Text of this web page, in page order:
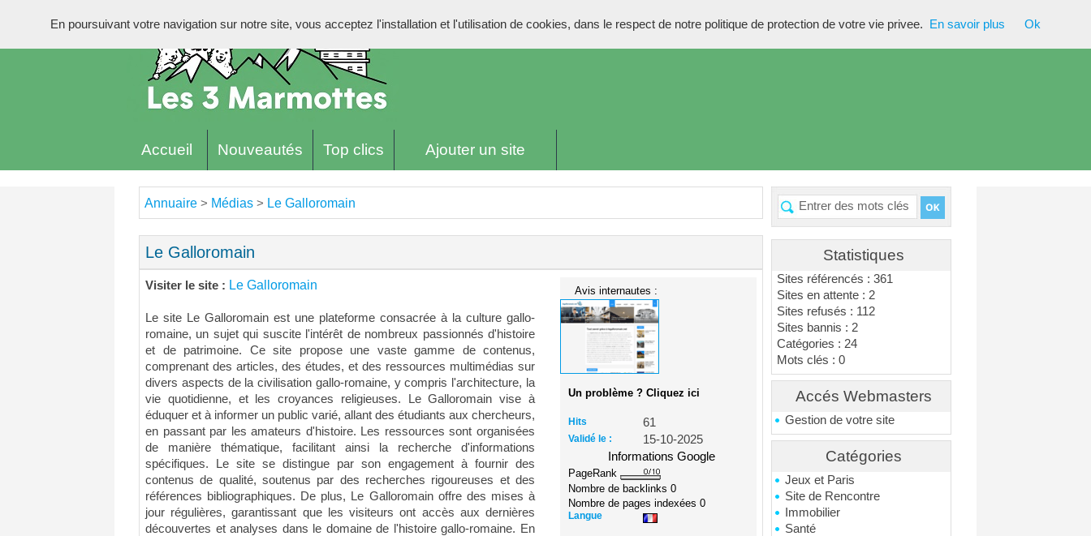
Accueil Nouveautés Top clics Ajouter un site
Statistiques
Sites référencés : 361
Sites en attente : 2
Sites refusés : 112
Sites bannis : 2
Catégories : 24
Mots clés : 0
Accés Webmasters
Gestion de votre site
Catégories
Jeux et Paris
Site de Rencontre
Immobilier
Santé
Annuaire > Médias > Le Galloromain
Le Galloromain
Visiter le site : Le Galloromain
Le site Le Galloromain est une plateforme consacrée à la culture gallo-
romaine, un sujet qui suscite l'intérêt de nombreux passionnés d'histoire
et de patrimoine. Ce site propose une vaste gamme de contenus,
comprenant des articles, des études, et des ressources multimédias sur
divers aspects de la civilisation gallo-romaine, y compris l'architecture, la
vie quotidienne, et les croyances religieuses. Le Galloromain vise à
éduquer et à informer un public varié, allant des étudiants aux chercheurs,
en passant par les amateurs d'histoire. Les ressources sont organisées
de manière thématique, facilitant ainsi la recherche d'informations
spécifiques. Le site se distingue par son engagement à fournir des
contenus de qualité, soutenus par des recherches rigoureuses et des
références bibliographiques. De plus, Le Galloromain offre des mises à
jour régulières, garantissant que les visiteurs ont accès aux dernières
découvertes et analyses dans le domaine de l'histoire gallo-romaine. En
Avis internautes :
Un problème ? Cliquez ici
Hits 61
Validé le :
15-10-2025
Informations Google
PageRank
Nombre de backlinks0
Nombre de pages indexées0
Langue
En poursuivant votre navigation sur notre site, vous acceptez l'installation et l'utilisation de cookies, dans le respect de notre politique de protection de votre vie privee. En savoir plus Ok